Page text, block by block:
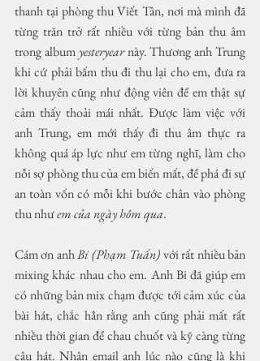
thanh tại phòng thu Viết Tân, nơi mà mình đã
từng trăn trở rất nhiều với từng bản thu âm
trong album yesteryear này. Thương anh Trung
khi cứ phải bấm thu đi thu lại cho em, đưa ra
lời khuyên cũng như động viên để em thật sự
cảm thấy thoải mái nhất. Được làm việc với
anh Trung, em mới thấy đi thu âm thực ra
không quá áp lực như em từng nghĩ, làm cho
nỗi sợ phòng thu của em biến mất, để phá đi sự
an toàn vốn có mỗi khi bước chân vào phòng
thu như em của ngày hôm qua.
Cám ơn anh Bi (Phạm Tuấn) với rất nhiều bản
mixing khác nhau cho em. Anh Bi đã giúp em
có những bản mix chạm được tới cảm xúc của
bài hát, chắc hẳn rằng anh cũng phải mất rất
nhiều thời gian để chau chuốt và kỹ càng từng
câu hát. Nhận email anh lúc nào cũng là khi